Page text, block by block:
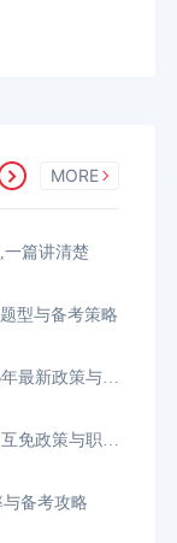
MORE
一篇讲清楚
型与备考策略
备考攻略